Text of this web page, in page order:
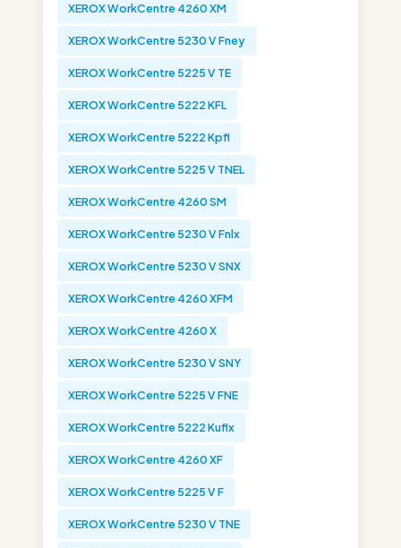
XEROX WorkCentre 4260 XM
XEROX WorkCentre 5230 V Fney
XEROX WorkCentre 5225 V TE
XEROX WorkCentre 5222 KFL
XEROX WorkCentre 5222 Kpfl
XEROX WorkCentre 5225 V TNEL
XEROX WorkCentre 4260 SM
XEROX WorkCentre 5230 V Fnlx
XEROX WorkCentre 5230 V SNX
XEROX WorkCentre 4260 XFM
XEROX WorkCentre 4260 X
XEROX WorkCentre 5230 V SNY
XEROX WorkCentre 5225 V FNE
XEROX WorkCentre 5222 Kuflx
XEROX WorkCentre 4260 XF
XEROX WorkCentre 5225 V F
XEROX WorkCentre 5230 V TNE